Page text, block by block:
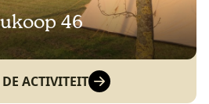
46
ACTIVITEIT